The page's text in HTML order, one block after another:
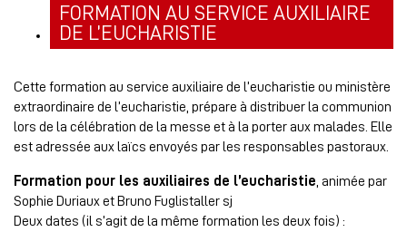
FORMATION AU SERVICE AUXILIAIRE
DE L’EUCHARISTIE
Cette formation au service auxiliaire de l’eucharistie ou ministère
extraordinaire de l’eucharistie, prépare à distribuer la communion
lors de la célébration de la messe et à la porter aux malades. Elle
est adressée aux laïcs envoyés par les responsables pastoraux.
Formation pour les auxiliaires de l’eucharistie , animée par
Sophie Duriaux et Bruno Fuglistaller sj
Deux dates (il s’agit de la même formation les deux fois) :